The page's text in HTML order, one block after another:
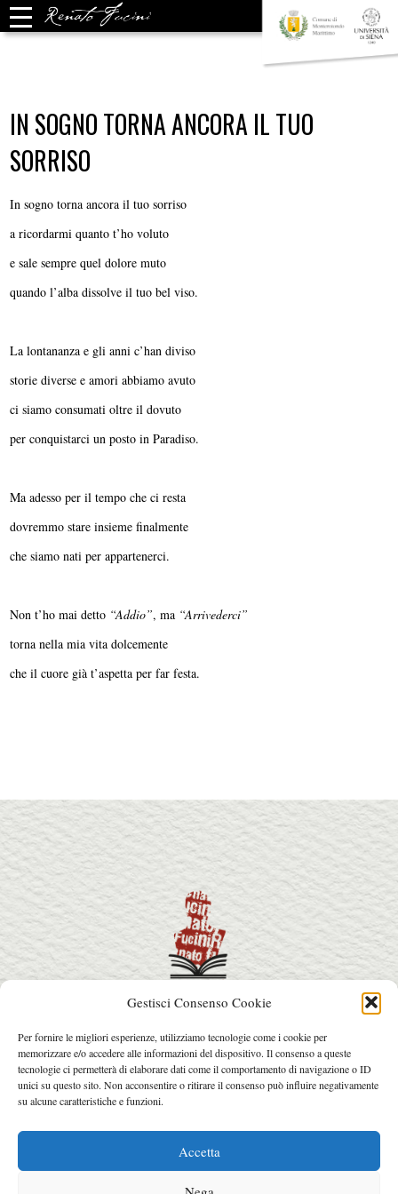
Gestisci Consenso Cookie
Per fornire le migliori esperienze, utilizziamo tecnologie come i cookie per
memorizzare e/o accedere alle informazioni del dispositivo. Il consenso a queste
tecnologie ci permetterà di elaborare dati come il comportamento di navigazione o ID
unici su questo sito. Non acconsentire o ritirare il consenso può influire negativamente
su alcune caratteristiche e funzioni.
Accetta
IN SOGNO TORNA ANCORA IL TUO
SORRISO
In sogno torna ancora il tuo sorriso
a ricordarmi quanto t’ho voluto
e sale sempre quel dolore muto
quando l’alba dissolve il tuo bel viso.
La lontananza e gli anni c’han diviso
storie diverse e amori abbiamo avuto
ci siamo consumati oltre il dovuto
per conquistarci un posto in Paradiso.
Ma adesso per il tempo che ci resta
dovremmo stare insieme finalmente
che siamo nati per appartenerci.
Non t’ho mai detto “Addio”, ma “Arrivederci”
torna nella mia vita dolcemente
che il cuore già t’aspetta per far festa.
info@premiorenatofucini.it
arcainfo@arcafactory.it
Tel. 0564 077031 - 328 7631017